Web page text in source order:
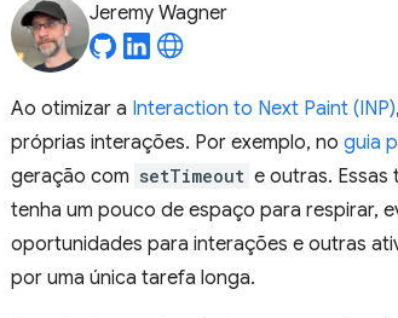
Jeremy Wagner
Ao otimizar a Interaction to Next Paint (INP)
próprias interações. Por exemplo, no guia
geração com setTimeout e outras.
tenha um pouco de espaço para respirar,
oportunidades para interações e outras
por uma única tarefa longa.